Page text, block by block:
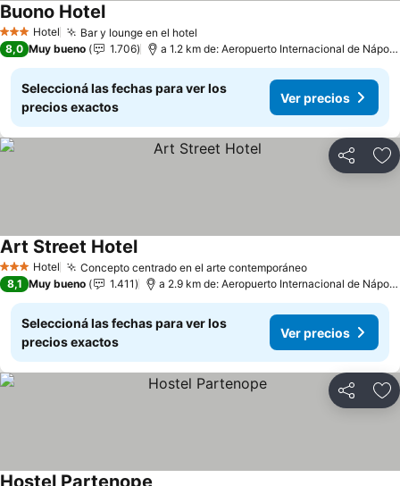
3 Estrellas
Hotel Bar y lounge en el hotel
Buono HotelVer precios
8,0 Muy bueno 1.706 a 1.2 km de: Aeropuerto Internacional de
Seleccioná las fechas para ver los
precios exactos
Ver precios
Compartir
3 Estrellas
Hotel Concepto centrado en el arte contemporáneoVer precios
Art Street HotelVer precios
8,1 Muy bueno 1.411 a 2.9 km de: Aeropuerto Internacional de
Seleccioná las fechas para ver los
precios exactos
Ver precios
Compartir
Hostel Partenope